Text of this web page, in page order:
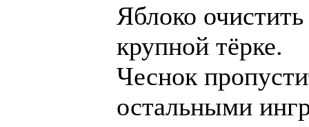
Яблоко
крупной тёрке.
Чеснок
остальными